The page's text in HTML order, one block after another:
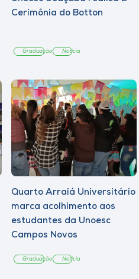
Cerimônia do Botton
Graduação Notícia
Quarto Arraiá Universitário
marca acolhimento aos
estudantes da Unoesc
Campos Novos
Graduação Notícia